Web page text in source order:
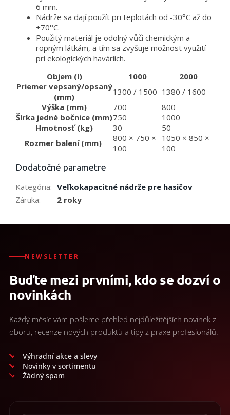
6 mm.
Nádrže sa dají použít pri teplotách od -30°C až do
+70°C.
Použitý materiál je odolný vůči chemickým a
ropným látkám, a tím sa zvyšuje možnost využití
pri ekologických haváriích.
Objem (l)
1000
2000
Priemer vepsaný/opsaný
(mm)
1300 / 1500 1380 / 1600
Výška (mm)
700
800
Šírka jedné bočnice (mm)750
1000
Hmotnosť (kg)
30
50
Rozmer balení (mm)
800 × 750 ×
100
1050 × 850 ×
100
Dodatočné parametre
Kategória: Veľkokapacitné nádrže pre hasičov
Záruka: 2 roky
NEWSLETTER
Buďte mezi prvními, kdo se dozví o
novinkách
Každý měsíc vám pošleme přehled nejdůležitějších novinek z
oboru, recenze nových produktů a tipy z praxe profesionálů.
Výhradní akce a slevy
Novinky v sortimentu
Žádný spam